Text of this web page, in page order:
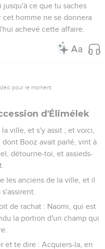
jusqu'à ce que tu saches
cet homme ne se donnera
achevé cette affaire.
pour le moment.
d'Élimélek
ville, et s'y assit ; et voici,
Booz avait parlé, vint à
détourne-toi, et assieds-
les anciens de la ville, et il
de rachat : Naomi, qui est
la portion d'un champ qui
et te dire : Acquiers-la, en